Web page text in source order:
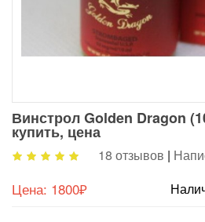
Винстрол Golden Dragon
купить, цена
18 отзывов |
Цена: 1800₽